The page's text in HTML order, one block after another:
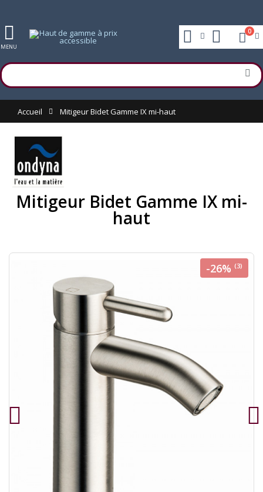
MENU
0
Accueil Mitigeur Bidet Gamme IX mi-haut
Mitigeur Bidet Gamme IX mi-
haut
-26% (3)